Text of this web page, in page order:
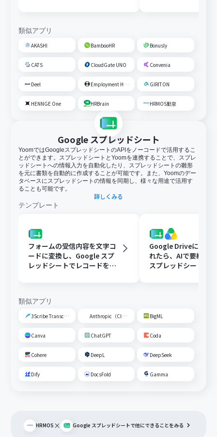
類似アプリ
AKASHI BambooHR Bonusly
CATS CloudGate UNO Convenia
Deel Employment Hero GIRITON
HENNGE One HRBrain HRMOS勤怠
Google スプレッドシート
YoomではGoogleスプレッドシートのAPIをノーコードで活用するこ
とができます。スプレッドシートとYoomを連携することで、スプレ
ッドシートへの情報入力を自動化したり、スプレッドシートの雛形
を元に書類を自動的に作成することが可能です。また、Yoomのデー
タベースにスプレッドシートの情報を同期し、様々な用途で活用す
ることも可能です。
詳しくみる
テンプレート
フォームの受信内容を文字コ
ードに変換し、Google スプ
レッドシートでレコードを追
Google Driveに文書
れたら、AIで要約し
スプレッドシートの
類似アプリ
3Scribe Transcription Anthropic（Claude） BigML
Canva ChatGPT Coda
Cohere DeepL DeepSeek
Dify DocsFold Gamma
HRMOS × Google スプレッドシートで他にできることをみる